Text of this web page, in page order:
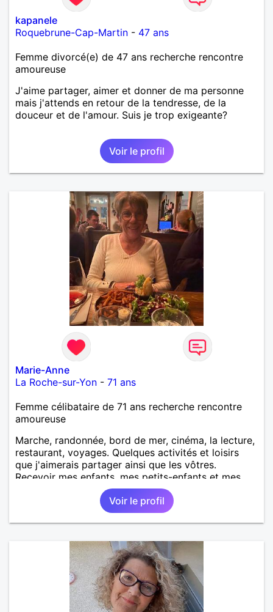
kapanele
Roquebrune-Cap-Martin - 47 ans
Femme divorcé(e) de 47 ans recherche rencontre
amoureuse
J'aime partager, aimer et donner de ma personne
mais j'attends en retour de la tendresse, de la
douceur et de l'amour. Suis je trop exigeante?
Voir le profil
Marie-Anne
La Roche-sur-Yon - 71 ans
Femme célibataire de 71 ans recherche rencontre
amoureuse
Marche, randonnée, bord de mer, cinéma, la lecture,
restaurant, voyages. Quelques activités et loisirs
que j'aimerais partager ainsi que les vôtres.
Recevoir mes enfants, mes petits-enfants et mes
amis. Bénévolat auprès des enfants à l’école, pour le
cinéma indépendant... Se rencontrer, être à l’écoute,
échanger avec une personne de confiance, pour une
vie de partage, de tendresse. Les voyages et où
dehors des sentiers battus me raviraient. Je
m'engage à répondre à votre message. Au plaisir de
Voir le profil